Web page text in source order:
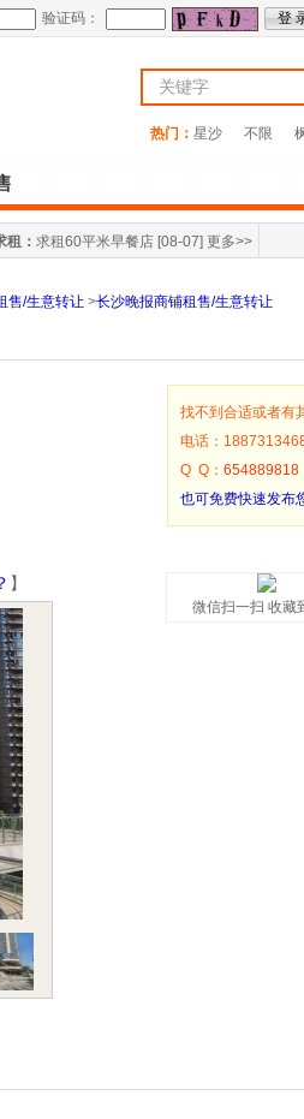
验证码：
热门： 星沙 不限
租： 求租60平米早餐店 [08-07] 更多>>
售/生意转让 >长沙晚报商铺租售/生意转让
】
找不到合适或者有
电话：
Q Q： 654889818
也可免费快速发布
微信扫一扫 收藏